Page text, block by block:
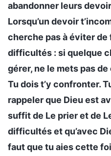
abandonner leurs
Lorsqu’un devoir
cherche pas à éviter de
difficultés : si quelque
gérer, ne le mets pas
Tu dois t’y confronter.
rappeler que Dieu est
suffit de Le prier et de
difficultés et qu’avec
faut que tu aies cette